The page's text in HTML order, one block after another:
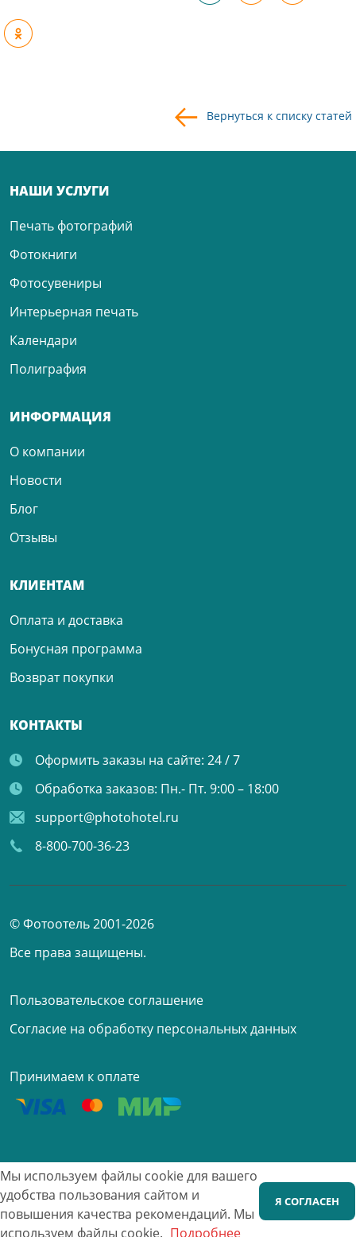
Вернуться к списку статей
Мы используем файлы cookie для вашего
удобства пользования сайтом и
повышения качества рекомендаций. Мы
используем файлы cookie. Подробнее
Я СОГЛАСЕН
НАШИ УСЛУГИ
Печать фотографий
Фотокниги
Фотосувениры
Интерьерная печать
Календари
Полиграфия
ИНФОРМАЦИЯ
О компании
Новости
Блог
Отзывы
КЛИЕНТАМ
Оплата и доставка
Бонусная программа
Возврат покупки
КОНТАКТЫ
Оформить заказы на сайте: 24 / 7
Обработка заказов: Пн.- Пт. 9:00 – 18:00
support@photohotel.ru
8-800-700-36-23
© Фотоотель 2001-2026
Все права защищены.
Пользовательское соглашение
Согласие на обработку персональных данных
Принимаем к оплате